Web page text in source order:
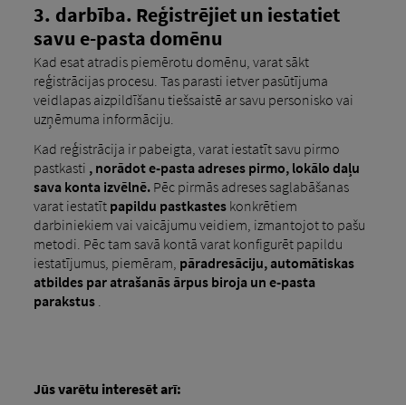
3. darbība. Reģistrējiet un iestatiet
savu e-pasta domēnu
Kad esat atradis piemērotu domēnu, varat sākt
reģistrācijas procesu. Tas parasti ietver pasūtījuma
veidlapas aizpildīšanu tiešsaistē ar savu personisko vai
uzņēmuma informāciju.
Kad reģistrācija ir pabeigta, varat iestatīt savu pirmo
pastkasti , norādot e-pasta adreses pirmo, lokālo daļu
sava konta izvēlnē.Pēc pirmās adreses saglabāšanas
varat iestatīt papildu pastkasteskonkrētiem
darbiniekiem vai vaicājumu veidiem, izmantojot to pašu
metodi. Pēc tam savā kontā varat konfigurēt papildu
iestatījumus, piemēram, pāradresāciju, automātiskas
atbildes par atrašanās ārpus biroja un e-pasta
parakstus.
Jūs varētu interesēt arī: